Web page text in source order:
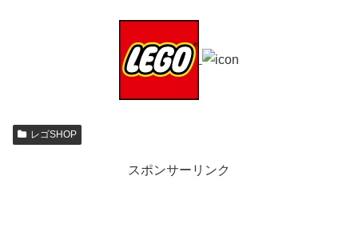
レゴSHOP
スポンサーリンク